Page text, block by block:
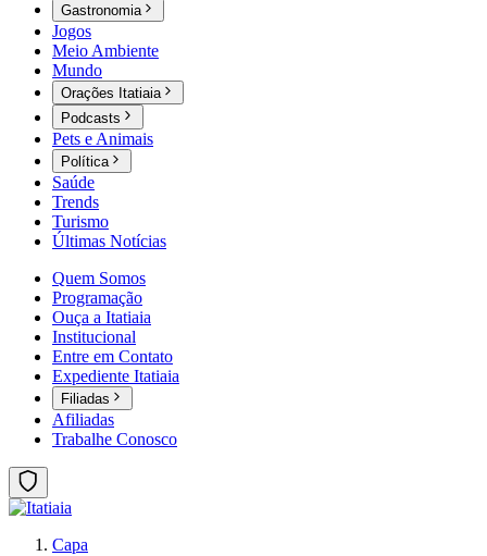
Gastronomia
Jogos
Meio Ambiente
Mundo
Orações Itatiaia
Podcasts
Pets e Animais
Política
Saúde
Trends
Turismo
Últimas Notícias
Quem Somos
Programação
Ouça a Itatiaia
Institucional
Entre em Contato
Expediente Itatiaia
Filiadas
Afiliadas
Trabalhe Conosco
Capa